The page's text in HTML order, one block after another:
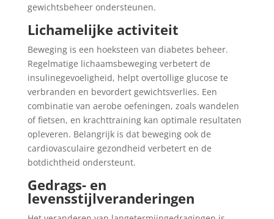
gewichtsbeheer ondersteunen.
Lichamelijke activiteit
Beweging is een hoeksteen van diabetes beheer.
Regelmatige lichaamsbeweging verbetert de
insulinegevoeligheid, helpt overtollige glucose te
verbranden en bevordert gewichtsverlies. Een
combinatie van aerobe oefeningen, zoals wandelen
of fietsen, en krachttraining kan optimale resultaten
opleveren. Belangrijk is dat beweging ook de
cardiovasculaire gezondheid verbetert en de
botdichtheid ondersteunt.
Gedrags- en
levensstijlveranderingen